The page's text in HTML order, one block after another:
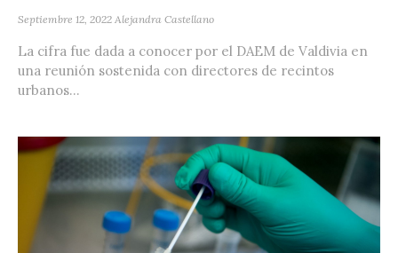
Septiembre 12, 2022 Alejandra Castellano
La cifra fue dada a conocer por el DAEM de Valdivia en
una reunión sostenida con directores de recintos
urbanos...